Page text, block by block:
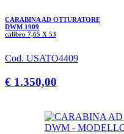
CARABINA AD OTTURATORE
DWM 1909
calibro 7,65 X 53
Cod. USATO4409
€ 1.350,00